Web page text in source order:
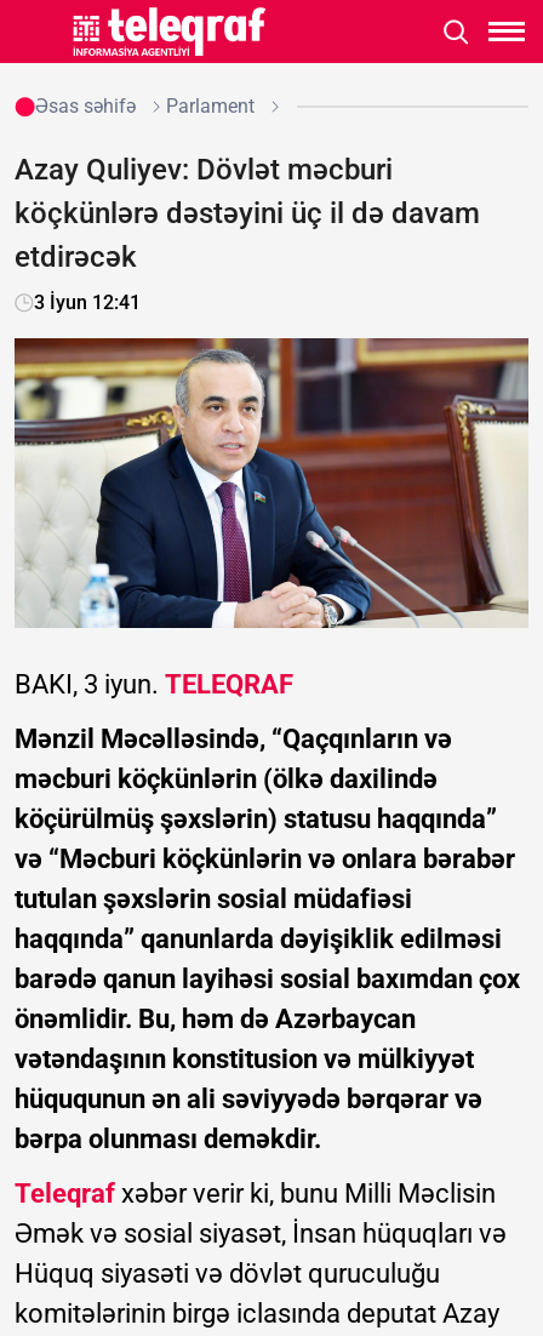
Əsas səhifə Parlament
Azay Quliyev: Dövlət məcburi
köçkünlərə dəstəyini üç il də davam
etdirəcək
3 İyun 12:41
BAKI, 3 iyun. TELEQRAF
Mənzil Məcəlləsində, “Qaçqınların və
məcburi köçkünlərin (ölkə daxilində
köçürülmüş şəxslərin) statusu haqqında”
və “Məcburi köçkünlərin və onlara bərabər
tutulan şəxslərin sosial müdafiəsi
haqqında” qanunlarda dəyişiklik edilməsi
barədə qanun layihəsi sosial baxımdan çox
önəmlidir. Bu, həm də Azərbaycan
vətəndaşının konstitusion və mülkiyyət
hüququnun ən ali səviyyədə bərqərar və
bərpa olunması deməkdir.
Teleqraf xəbər verir ki, bunu Milli Məclisin
Əmək və sosial siyasət, İnsan hüquqları və
Hüquq siyasəti və dövlət quruculuğu
komitələrinin birgə iclasında deputat Azay